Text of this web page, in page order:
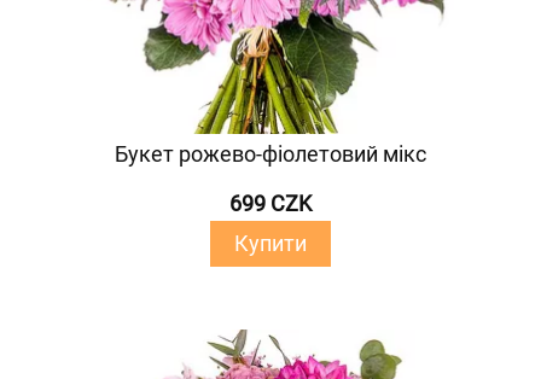
Букет рожево-фіолетовий мікс
699 CZK
Купити